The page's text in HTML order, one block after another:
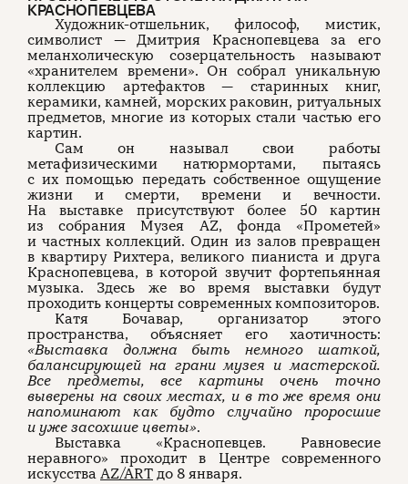
КРАСНОПЕВЦЕВА
Художник-отшельник, философ, мистик,
символист — Дмитрия Краснопевцева за его
меланхолическую созерцательность называют
«хранителем времени». Он собрал уникальную
коллекцию артефактов — старинных книг,
керамики, камней, морских раковин, ритуальных
предметов, многие из которых стали частью его
картин.
Сам он называл свои работы
метафизическими натюрмортами, пытаясь
с их помощью передать собственное ощущение
жизни и смерти, времени и вечности.
На выставке присутствуют более 50 картин
из собрания Музея AZ, фонда «Прометей»
и частных коллекций. Один из залов превращен
в квартиру Рихтера, великого пианиста и друга
Краснопевцева, в которой звучит фортепьянная
музыка. Здесь же во время выставки будут
проходить концерты современных композиторов.
Катя Бочавар, организатор этого
пространства, объясняет его хаотичность:
«Выставка должна быть немного шаткой,
балансирующей на грани музея и мастерской.
Все предметы, все картины очень точно
выверены на своих местах, и в то же время они
напоминают как будто случайно проросшие
и уже засохшие цветы».
Выставка «Краснопевцев. Равновесие
неравного» проходит в Центре современного
искусства AZ/ART до 8 января.